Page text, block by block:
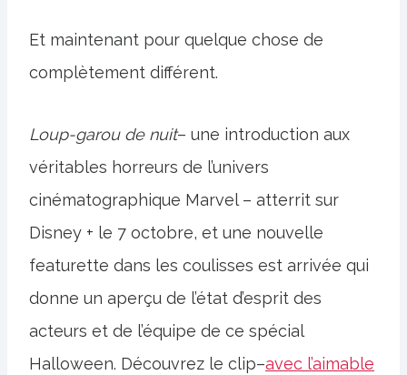
Et maintenant pour quelque chose de
complètement différent.
Loup-garou de nuit– une introduction aux
véritables horreurs de l’univers
cinématographique Marvel – atterrit sur
Disney + le 7 octobre, et une nouvelle
featurette dans les coulisses est arrivée qui
donne un aperçu de l’état d’esprit des
acteurs et de l’équipe de ce spécial
Halloween. Découvrez le clip–avec l’aimable